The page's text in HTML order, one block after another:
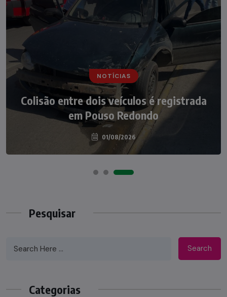
NOTÍCIAS
Colisão entre dois veículos é registrada
em Pouso Redondo
01/08/2026
NOTÍCIAS
Irmãos de 7 e 14 anos morrem
atropelados na BR-470 em Pouso
Redondo
04/08/2026
Pesquisar
Search
Categorias